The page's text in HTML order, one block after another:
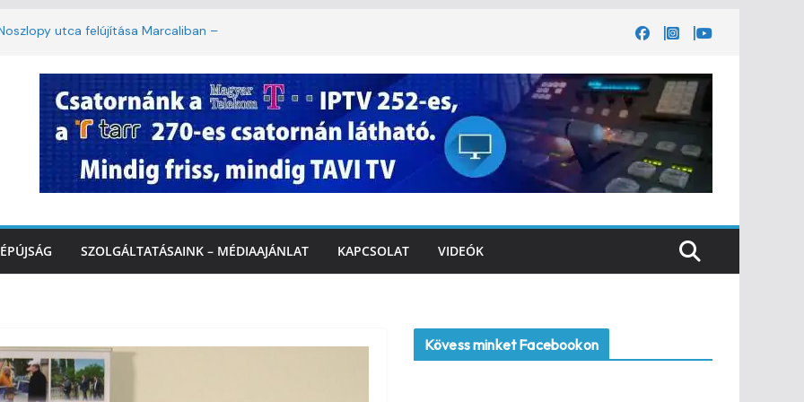
utca felújítása Marcaliban –
lakossági felháborodást váltott ki a
Marcaliban – VIDEÓ
a Balatonnál – az első félidő végén
SZOLGÁLTATÁSAINK – MÉDIAAJÁNLAT KAPCSOLAT VIDEÓK
Kövess minket Facebookon